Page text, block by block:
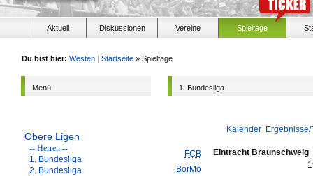
Aktuell Diskussionen Vereine Spieltage
Du bist hier: Westen | Startseite » Spieltage
Menü
Obere Ligen
-- Herren --
1. Bundesliga
2. Bundesliga
1. Bundesliga
Kalender
FCB
BorMö
Eintracht Braunschweig